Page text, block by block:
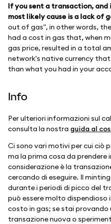
If you sent a transaction,
most likely cause is a lack of
out of gas", in other words,
had a cost in gas that, when
gas price, resulted in a total
network's native currency
than what you had in your
Info
Per ulteriori informazioni sul
consulta la nostra guida al
Ci sono vari motivi per cui ciò
ma la prima cosa da prendere
considerazione è la
cercando di eseguire. Il minting
durante i periodi di picco del
può essere molto dispendioso
costo in gas; se stai provando
transazione nuova o